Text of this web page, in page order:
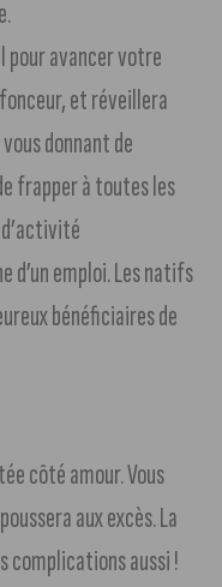
avancer votre
et réveillera
donnant de
frapper à toutes les
d’un emploi. Les natifs
bénéficiaires de
côté amour. Vous
aux excès. La
complications aussi !